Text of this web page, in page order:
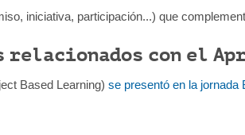
iniciativa, participación...) que
relacionados con el
Based Learning) se presentó en la jornada